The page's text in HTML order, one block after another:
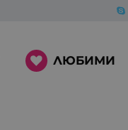
ЛЮБИМИ